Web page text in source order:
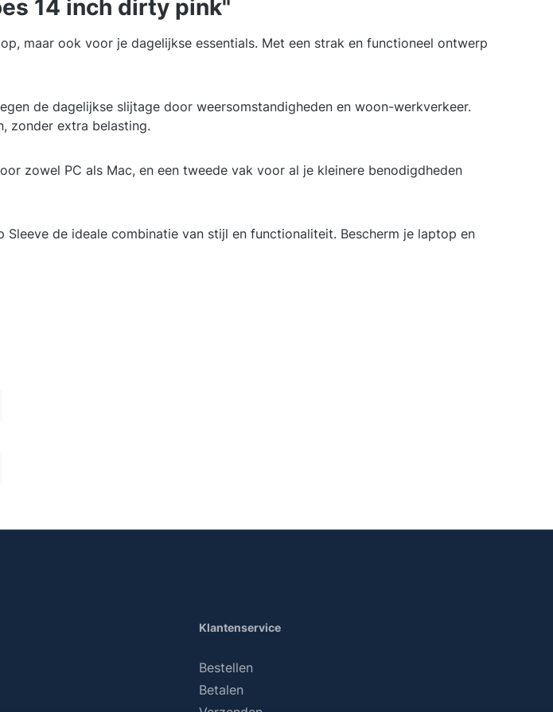
14 inch dirty pink"
maar ook voor je dagelijkse essentials. Met een strak en functioneel ontwerp
de dagelijkse slijtage door weersomstandigheden en woon-werkverkeer.
zonder extra belasting.
zowel PC als Mac, en een tweede vak voor al je kleinere benodigdheden
de ideale combinatie van stijl en functionaliteit. Bescherm je laptop en
Klantenservice
Bestellen
Betalen